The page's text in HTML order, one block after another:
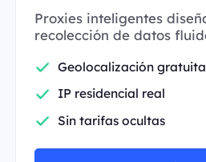
Proxies inteligentes
recolección de datos
Geolocalización gratuita
IP residencial real
Sin tarifas ocultas